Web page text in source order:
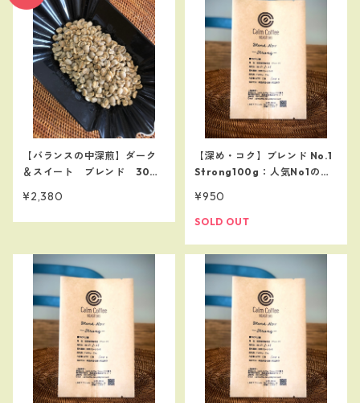
【バランスの中深煎】ダーク
＆スイート ブレンド 300
¥2,380
【深め・コク】ブレンド No.1
Strong100g：人気No1のス
チオピアゴヨを贅沢に使用
¥950
SOLD OUT